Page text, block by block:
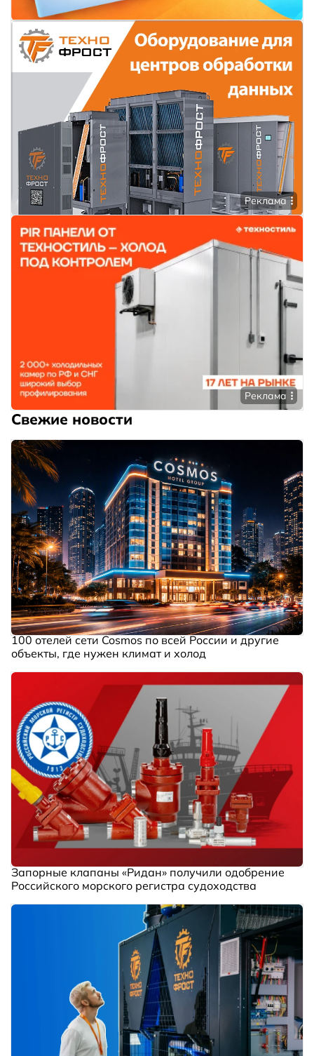
Реклама
Реклама
Свежие новости
100 отелей сети Cosmos по всей России и другие
объекты, где нужен климат и холод
Запорные клапаны «Ридан» получили одобрение
Российского морского регистра судоходства